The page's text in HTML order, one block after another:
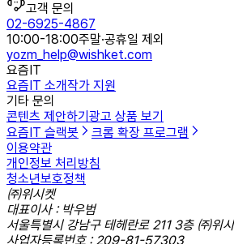
고객 문의
02-6925-4867
10:00-18:00주말·공휴일 제외
yozm_help@wishket.com
요즘IT
요즘IT 소개작가 지원
기타 문의
콘텐츠 제안하기 광고 상품 보기
요즘IT 슬랙봇
크롬 확장 프로그램
이용약관
개인정보 처리방침
청소년보호정책
㈜위시켓
대표이사 : 박우범
서울특별시 강남구 테헤란로 211 3층 ㈜위
사업자등록번호 : 209-81-57303